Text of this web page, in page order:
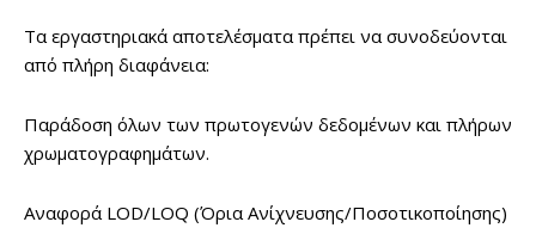
Τα εργαστηριακά αποτελέσματα πρέπει να συνοδεύονται
από πλήρη διαφάνεια:
Παράδοση όλων των πρωτογενών δεδομένων και πλήρων
χρωματογραφημάτων.
Αναφορά LOD/LOQ (Όρια Ανίχνευσης/Ποσοτικοποίησης)